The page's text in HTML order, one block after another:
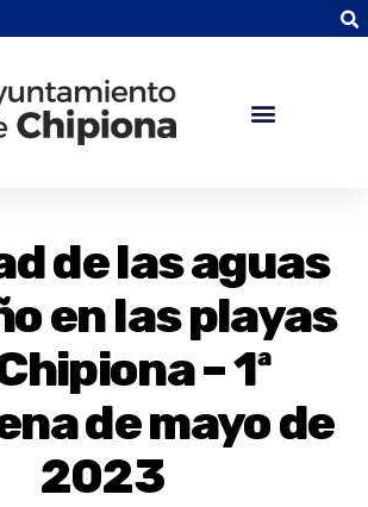
de las aguas
en las playas
– 1ª
de mayo de
2023